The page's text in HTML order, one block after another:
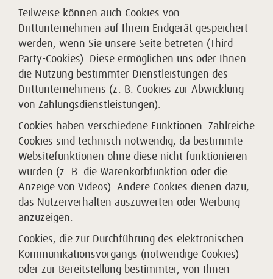
Teilweise können auch Cookies von
Drittunternehmen auf Ihrem Endgerät gespeichert
werden, wenn Sie unsere Seite betreten (Third-
Party-Cookies). Diese ermöglichen uns oder Ihnen
die Nutzung bestimmter Dienstleistungen des
Drittunternehmens (z. B. Cookies zur Abwicklung
von Zahlungsdienstleistungen).
Cookies haben verschiedene Funktionen. Zahlreiche
Cookies sind technisch notwendig, da bestimmte
Websitefunktionen ohne diese nicht funktionieren
würden (z. B. die Warenkorbfunktion oder die
Anzeige von Videos). Andere Cookies dienen dazu,
das Nutzerverhalten auszuwerten oder Werbung
anzuzeigen.
Cookies, die zur Durchführung des elektronischen
Kommunikationsvorgangs (notwendige Cookies)
oder zur Bereitstellung bestimmter, von Ihnen